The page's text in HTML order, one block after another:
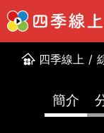
四季線上 /
簡介